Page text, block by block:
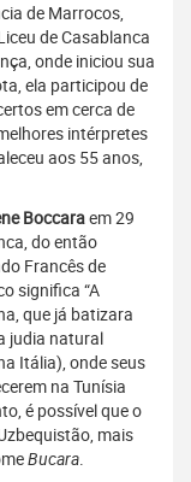
de Marrocos,
de Casablanca
onde iniciou sua
ela participou de
em cerca de
intérpretes
aos 55 anos,
Boccaraem 29
do então
Francês de
significa “A
que já batizara
judia natural
Itália), onde seus
na Tunísia
é possível que o
mais
Bucara.